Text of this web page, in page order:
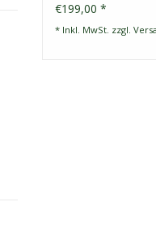
€199,00 *
* Inkl. MwSt. zzgl.